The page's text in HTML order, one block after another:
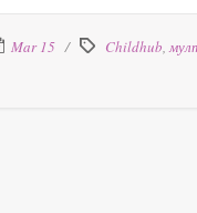
Mar 15 Childhub,